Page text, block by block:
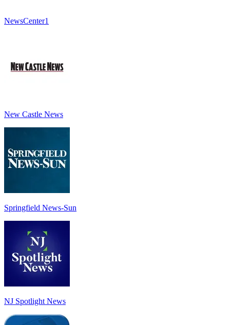
NewsCenter1
New Castle News
Springfield News-Sun
NJ Spotlight News